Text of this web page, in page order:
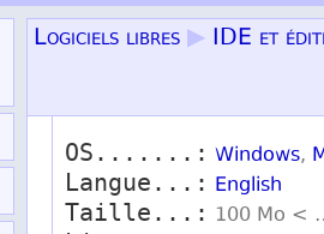
Logiciels libres ▶ IDE et
OS.......: Windows,
Langue...: English
Taille...: 100 Mo <